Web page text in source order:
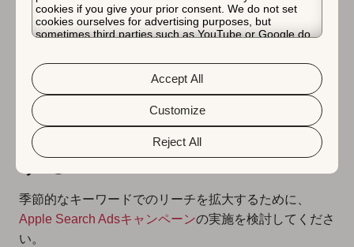
cookies if you give your prior consent. We do not set
cookies ourselves for advertising purposes, but
sometimes third parties such as YouTube or Google do.
about the protection of your personal data and the
different cookies we use, please read our
&Privacy Policy. You can customize your cookie settings
and preferences by clicking the “Customize” button.
Reject All
Customize
Accept All
ストリーミングアプリPeacockは、AppTweakの
米国App Storeで、パリでの upcoming Summer
Olympicsの放送を宣伝するためにスクリーンシ
3. Apple Search Adsで加速
する
季節的なキーワードでのリーチを拡大するために、
Apple Search Adsキャンペーンの実施を検討してくださ
い。